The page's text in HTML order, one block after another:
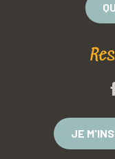
JE